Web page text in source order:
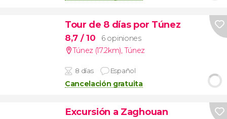
Tour de 8 días por Túnez
8,7 / 10
6 opiniones
Túnez (17.2km),Túnez
8 días Español
Cancelación gratuita
Excursión a Zaghouan